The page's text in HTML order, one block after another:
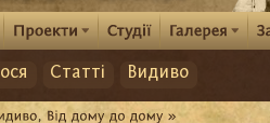
Статті Видиво